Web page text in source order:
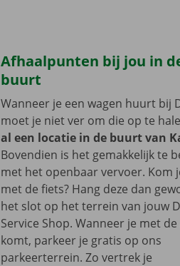
Afhaalpunten bij jou in
buurt
Wanneer je een wagen huurt bij
moet je niet ver om die op te
al een locatie in de buurt van
Bovendien is het gemakkelijk te
met het openbaar vervoer. Kom
met de fiets? Hang deze dan
het slot op het terrein van jouw
Service Shop. Wanneer je met
komt, parkeer je gratis op ons
parkeerterrein. Zo vertrek je